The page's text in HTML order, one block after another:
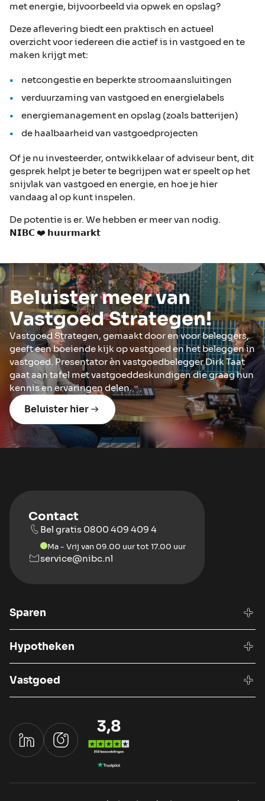
met energie, bijvoorbeeld via opwek en opslag?
Deze aflevering biedt een praktisch en actueel
overzicht voor iedereen die actief is in vastgoed en te
maken krijgt met:
netcongestie en beperkte stroomaansluitingen
verduurzaming van vastgoed en energielabels
energiemanagement en opslag (zoals batterijen)
de haalbaarheid van vastgoedprojecten
Of je nu investeerder, ontwikkelaar of adviseur bent, dit
gesprek helpt je beter te begrijpen wat er speelt op het
snijvlak van vastgoed en energie, en hoe je hier
vandaag al op kunt inspelen.
De potentie is er. We hebben er meer van nodig.
𝗡𝗜𝗕𝗖 ❤️ 𝗵𝘂𝘂𝗿𝗺𝗮𝗿𝗸𝘁
Beluister meer van
Vastgoed Strategen!
Vastgoed Strategen, gemaakt door en voor beleggers,
geeft een boeiende kijk op vastgoed en het beleggen in
vastgoed. Presentator èn vastgoedbelegger Dirk Taat
gaat aan tafel met vastgoeddeskundigen die graag hun
kennis en ervaringen delen.
Beluister hier
Contact
Bel gratis 0800 409 409 4
Ma - Vrij van 09.00 uur tot 17.00 uur
service@nibc.nl
Sparen
Hypotheken
Vastgoed